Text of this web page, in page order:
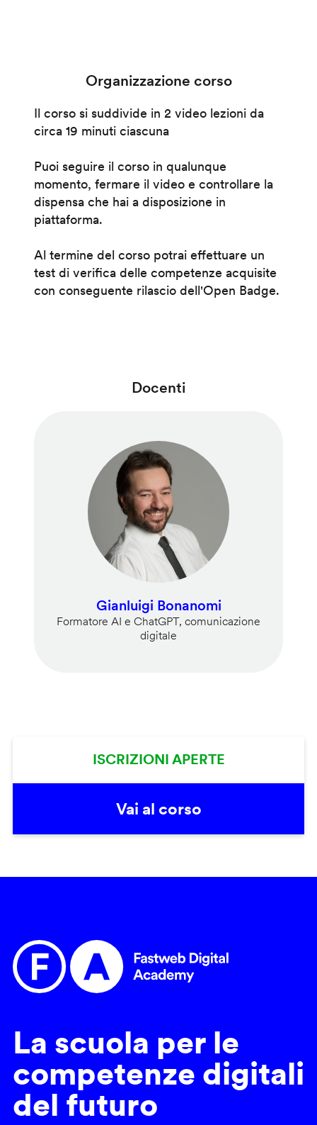
Organizzazione corso
Il corso si suddivide in 2 video lezioni da
circa 19 minuti ciascuna
Puoi seguire il corso in qualunque
momento, fermare il video e controllare la
dispensa che hai a disposizione in
piattaforma.
Al termine del corso potrai effettuare un
test di verifica delle competenze acquisite
con conseguente rilascio dell'Open Badge.
Docenti
Gianluigi Bonanomi
Formatore AI e ChatGPT, comunicazione
digitale
ISCRIZIONI APERTE
Vai al corso
La scuola per le
competenze digitali
del futuro